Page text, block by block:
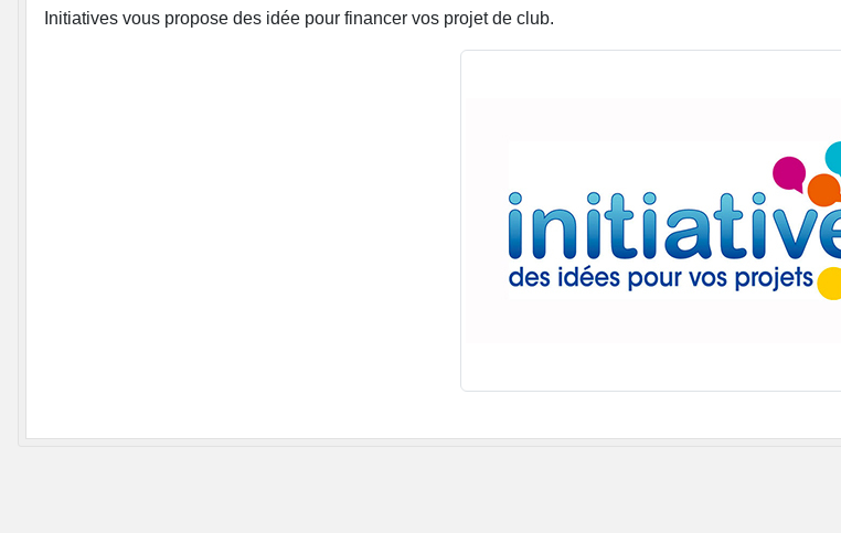
Initiatives vous propose des idée pour financer vos projet de club.